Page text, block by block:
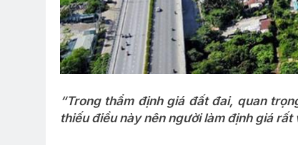
“Trong thẩm định giá đất đai, quan
thiếu điều này nên người làm định giá rất